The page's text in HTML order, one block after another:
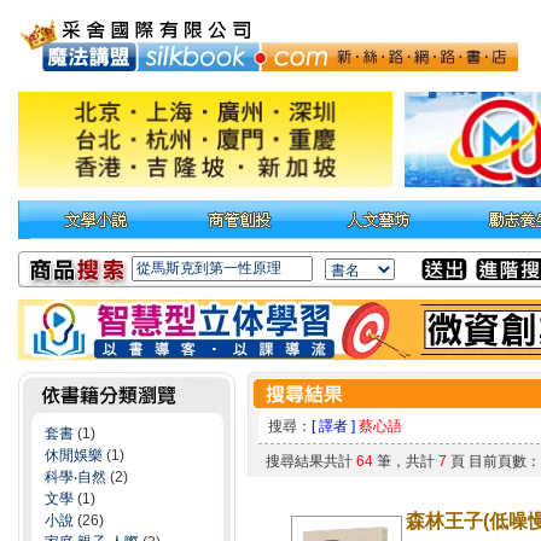
套書 (1)
休閒娛樂 (1)
科學‧自然 (2)
文學 (1)
小說 (26)
搜尋： [ 譯者 ] 蔡心語
搜尋結果共計 64筆，共計 7 頁 目前頁數
森林王子(低噪